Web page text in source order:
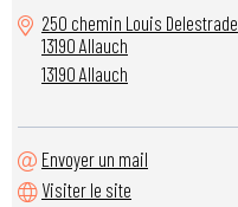
250 chemin Louis Delestrade
13190 Allauch
13190 Allauch
Envoyer un mail
Visiter le site